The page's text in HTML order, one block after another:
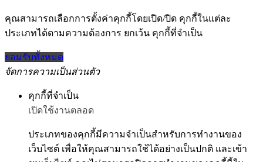
คุณสามารถเลือกการตั้งค่าคุกกี้โดยเปิด/ปิด คุกกี้ในแต่ละ
ประเภทได้ตามความต้องการ ยกเว้น คุกกี้ที่จำเป็น
ยอมรับทั้งหมด
จัดการความเป็นส่วนตัว
คุกกี้ที่จำเป็น
เปิดใช้งานตลอด
ประเภทของคุกกี้มีความจำเป็นสำหรับการทำงานของ
เว็บไซต์ เพื่อให้คุณสามารถใช้ได้อย่างเป็นปกติ และเข้า